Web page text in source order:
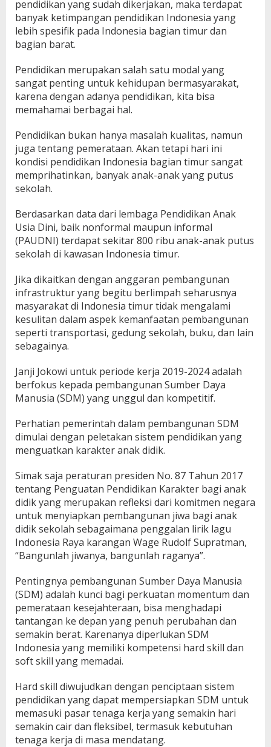
pendidikan yang sudah dikerjakan, maka terdapat
banyak ketimpangan pendidikan Indonesia yang
lebih spesifik pada Indonesia bagian timur dan
bagian barat.
Pendidikan merupakan salah satu modal yang
sangat penting untuk kehidupan bermasyarakat,
karena dengan adanya pendidikan, kita bisa
memahamai berbagai hal.
Pendidikan bukan hanya masalah kualitas, namun
juga tentang pemerataan. Akan tetapi hari ini
kondisi pendidikan Indonesia bagian timur sangat
memprihatinkan, banyak anak-anak yang putus
sekolah.
Berdasarkan data dari lembaga Pendidikan Anak
Usia Dini, baik nonformal maupun informal
(PAUDNI) terdapat sekitar 800 ribu anak-anak putus
sekolah di kawasan Indonesia timur.
Jika dikaitkan dengan anggaran pembangunan
infrastruktur yang begitu berlimpah seharusnya
masyarakat di Indonesia timur tidak mengalami
kesulitan dalam aspek kemanfaatan pembangunan
seperti transportasi, gedung sekolah, buku, dan lain
sebagainya.
Janji Jokowi untuk periode kerja 2019-2024 adalah
berfokus kepada pembangunan Sumber Daya
Manusia (SDM) yang unggul dan kompetitif.
Perhatian pemerintah dalam pembangunan SDM
dimulai dengan peletakan sistem pendidikan yang
menguatkan karakter anak didik.
Simak saja peraturan presiden No. 87 Tahun 2017
tentang Penguatan Pendidikan Karakter bagi anak
didik yang merupakan refleksi dari komitmen negara
untuk menyiapkan pembangunan jiwa bagi anak
didik sekolah sebagaimana penggalan lirik lagu
Indonesia Raya karangan Wage Rudolf Supratman,
“Bangunlah jiwanya, bangunlah raganya”.
Pentingnya pembangunan Sumber Daya Manusia
(SDM) adalah kunci bagi perkuatan momentum dan
pemerataan kesejahteraan, bisa menghadapi
tantangan ke depan yang penuh perubahan dan
semakin berat. Karenanya diperlukan SDM
Indonesia yang memiliki kompetensi hard skill dan
soft skill yang memadai.
Hard skill diwujudkan dengan penciptaan sistem
pendidikan yang dapat mempersiapkan SDM untuk
memasuki pasar tenaga kerja yang semakin hari
semakin cair dan fleksibel, termasuk kebutuhan
tenaga kerja di masa mendatang.